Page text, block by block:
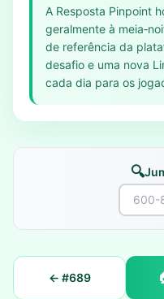
A Resposta Pinpoint
geralmente à
de referência da
desafio e uma nova
cada dia para os
🔍
← #689